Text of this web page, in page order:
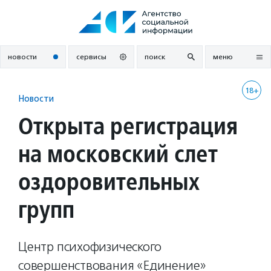
новости сервисы поиск меню
18+
Новости
Открыта регистрация
на московский слет
оздоровительных
групп
Центр психофизического
совершенствования «Единение»